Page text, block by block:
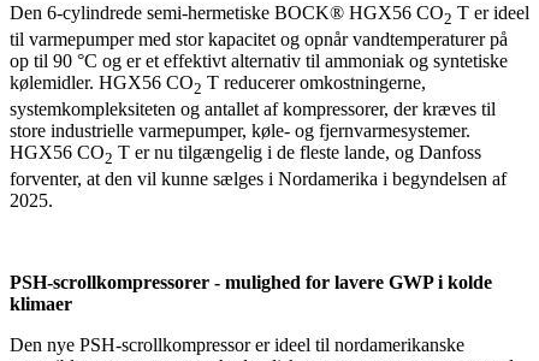
Den 6-cylindrede semi-hermetiske BOCK® HGX56 CO2 T er ideel
til varmepumper med stor kapacitet og opnår vandtemperaturer på
op til 90 °C og er et effektivt alternativ til ammoniak og syntetiske
kølemidler. HGX56 CO2 T reducerer omkostningerne,
systemkompleksiteten og antallet af kompressorer, der kræves til
store industrielle varmepumper, køle- og fjernvarmesystemer.
HGX56 CO2 T er nu tilgængelig i de fleste lande, og Danfoss
forventer, at den vil kunne sælges i Nordamerika i begyndelsen af
2025.
PSH-scrollkompressorer - mulighed for lavere GWP i kolde
klimaer
Den nye PSH-scrollkompressor er ideel til nordamerikanske